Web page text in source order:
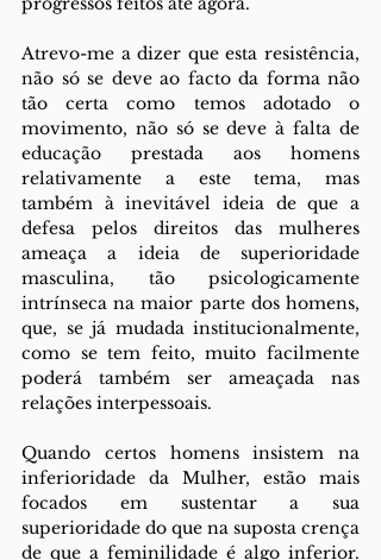
Atrevo-me a dizer que esta resistência,
não só se deve ao facto da forma não
tão certa como temos adotado o
movimento, não só se deve à falta de
educação prestada aos homens
relativamente a este tema, mas
também à inevitável ideia de que a
defesa pelos direitos das mulheres
ameaça a ideia de superioridade
masculina, tão psicologicamente
intrínseca na maior parte dos homens,
que, se já mudada institucionalmente,
como se tem feito, muito facilmente
poderá também ser ameaçada nas
relações interpessoais.
Quando certos homens insistem na
inferioridade da Mulher, estão mais
focados em sustentar a sua
superioridade do que na suposta crença
de que a feminilidade é algo inferior.